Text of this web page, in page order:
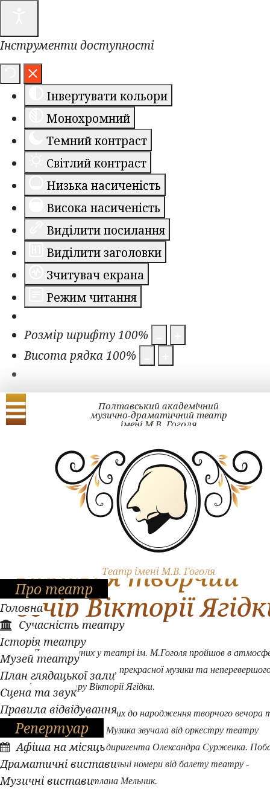
Інструменти доступності
Інвертувати кольори
Монохромний
Темний контраст
Світлий контраст
Низька насиченість
Висока насиченість
Виділити посилання
Виділити заголовки
Зчитувач екрана
Режим читання
Розмір шрифту100%
Висота рядка100%
Театр імені М.В. Гоголя
Про театр
Головна
Сучасність театру
Історія театру
Музей театру
План глядацької зали
Сцена та звук
Правила відвідування
Репертуар
Афіша на місяць
Драматичні вистави
Музичні вистави
Полтавський академічний
музично-драматичний театр
імені М.В. Гоголя
ЗМІ про нас
У День закоханих
відбувся творчий
вечір Вікторії
День закоханих у театрі ім. М.Гоголя пройшов в
краси, гарного настрою, прекрасної музики та
солістки театру Вікторії Ягідки.
Вітаємо всіх причетних до народження творчого вечора
актрису з прем'єрою! Музика звучала від оркестру театру
"наживо" під орудою диригента Олександра Сурженка.
глядачі цього вечора і сольні номери від балету театру -
балетмейстер Світлана Мельник.